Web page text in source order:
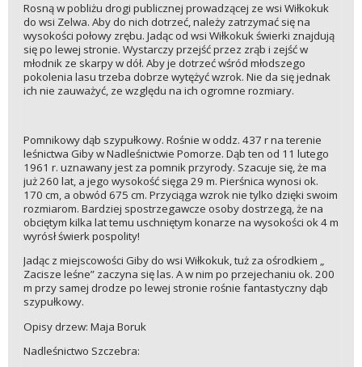
Rosną w pobliżu drogi publicznej prowadzącej ze wsi Wiłkokuk
do wsi Zelwa. Aby do nich dotrzeć, należy zatrzymać się na
wysokości połowy zrębu. Jadąc od wsi Wiłkokuk świerki znajdują
się po lewej stronie. Wystarczy przejść przez zrąb i zejść w
młodnik ze skarpy w dół. Aby je dotrzeć wśród młodszego
pokolenia lasu trzeba dobrze wytężyć wzrok. Nie da się jednak
ich nie zauważyć, ze względu na ich ogromne rozmiary.
Pomnikowy dąb szypułkowy. Rośnie w oddz. 437 r na terenie
leśnictwa Giby w Nadleśnictwie Pomorze. Dąb ten od 11 lutego
1961 r. uznawany jest za pomnik przyrody. Szacuje się, że ma
już 260 lat, a jego wysokość sięga 29 m. Pierśnica wynosi ok.
170 cm, a obwód 675 cm. Przyciąga wzrok nie tylko dzięki swoim
rozmiarom. Bardziej spostrzegawcze osoby dostrzegą, że na
obciętym kilka lat temu uschniętym konarze na wysokości ok 4 m
wyrósł świerk pospolity!
Jadąc z miejscowości Giby do wsi Wiłkokuk, tuż za ośrodkiem „
Zacisze leśne” zaczyna się las. A w nim po przejechaniu ok. 200
m przy samej drodze po lewej stronie rośnie fantastyczny dąb
szypułkowy.
Opisy drzew: Maja Boruk
Nadleśnictwo Szczebra: